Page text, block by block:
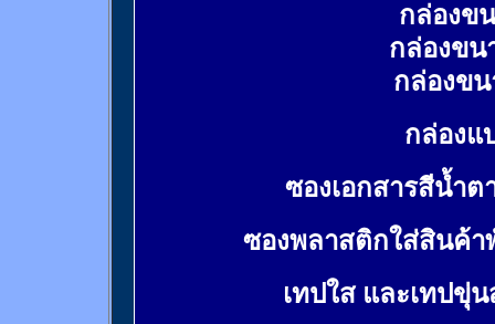
กล่องข
กล่องขน
กล่องข
กล่องแ
ซองเอกสารสีน้ำต
ซองพลาสติกใส่สินค้า
เทปใส และเทปขุ่